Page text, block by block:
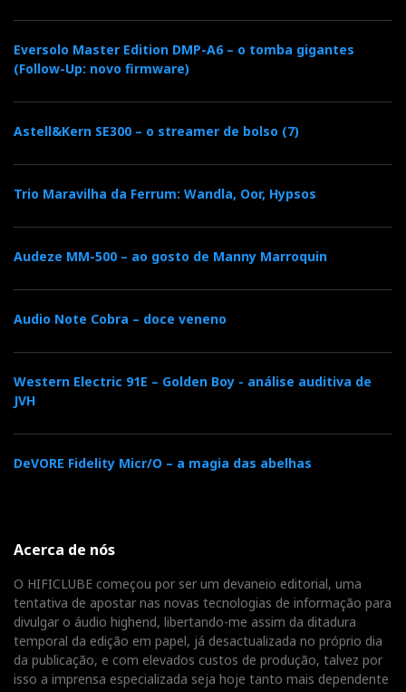
Eversolo Master Edition DMP-A6 – o tomba gigantes
(Follow-Up: novo firmware)
Astell&Kern SE300 – o streamer de bolso (7)
Trio Maravilha da Ferrum: Wandla, Oor, Hypsos
Audeze MM-500 – ao gosto de Manny Marroquin
Audio Note Cobra – doce veneno
Western Electric 91E – Golden Boy - análise auditiva de
JVH
DeVORE Fidelity Micr/O – a magia das abelhas
Acerca de nós
O HIFICLUBE começou por ser um devaneio editorial, uma
tentativa de apostar nas novas tecnologias de informação para
divulgar o áudio highend, libertando-me assim da ditadura
temporal da edição em papel, já desactualizada no próprio dia
da publicação, e com elevados custos de produção, talvez por
isso a imprensa especializada seja hoje tanto mais dependente